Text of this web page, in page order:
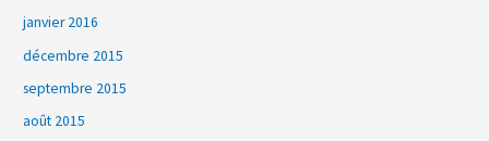
janvier 2016
décembre 2015
septembre 2015
août 2015